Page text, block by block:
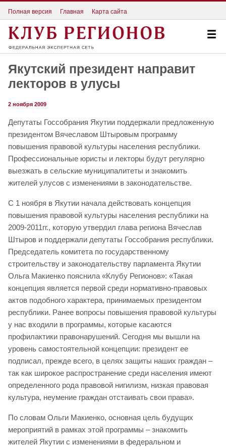
Полная версия Главная Карта сайта
Якутский президент направит
лекторов в улусы
2 ноября 2009
Депутаты Госсобрания Якутии поддержали предложенную
президентом Вячеславом Штыровым программу
повышения правовой культуры населения республики.
Профессиональные юристы и лекторы будут регулярно
выезжать в сельские муниципалитеты и знакомить
жителей улусов с изменениями в законодательстве.
С 1 ноября в Якутии начала действовать концепция
повышения правовой культуры населения республики на
2009-2011гг., которую утвердил глава региона Вячеслав
Штыров и поддержали депутаты Госсобрания республики.
Председатель комитета по государственному
строительству и законодательству парламента Якутии
Ольга Макиенко пояснила «Клубу Регионов»: «Такая
концепция является первой среди нормативно-правовых
актов подобного характера, принимаемых президентом
республики. Ранее вопросы повышения правовой культуры
у нас входили в программы, которые касаются
профилактики правонарушений. Сегодня мы вышли на
уровень самостоятельной концепции: президент ее
подписал, прежде всего, в целях защиты наших граждан –
так как широкое распространение среди населения имеют
определенного рода правовой нигилизм, низкая правовая
культура, неумение граждан отстаивать свои права».
По словам Ольги Макиенко, основная цель будущих
мероприятий в рамках этой программы – знакомить
жителей Якутии с изменениями в федеральном и